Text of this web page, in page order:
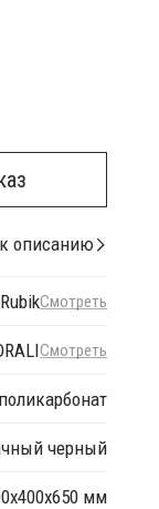
описанию
RubikСмотреть
Смотреть
поликарбонат
черный
мм